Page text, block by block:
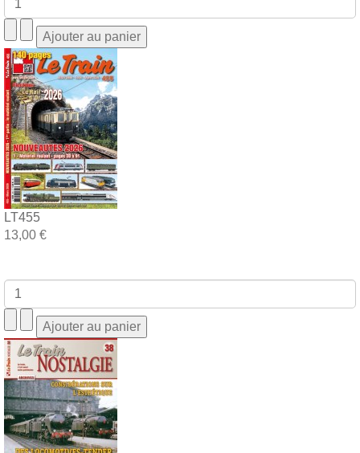
LT455
13,00 €